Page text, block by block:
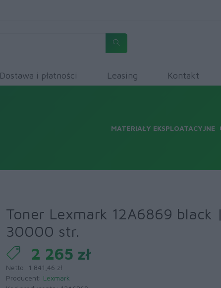
Dostawa i płatności Leasing Kontakt
MATERIAŁY EKSPLOATACYJNE
Toner Lexmark 12A6869 black |
30000 str.
2 265 zł
Netto: 1 841,46 zł
Producent: Lexmark